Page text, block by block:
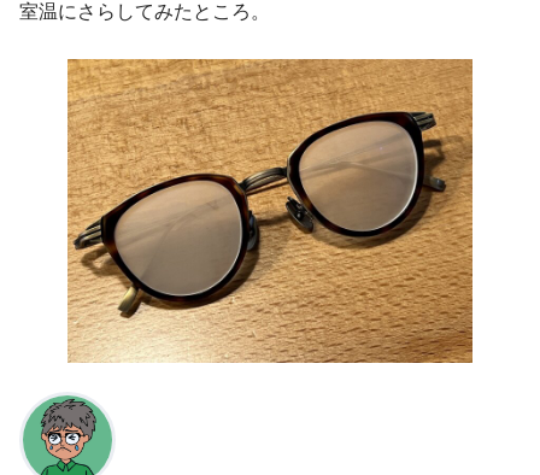
室温にさらしてみたところ。